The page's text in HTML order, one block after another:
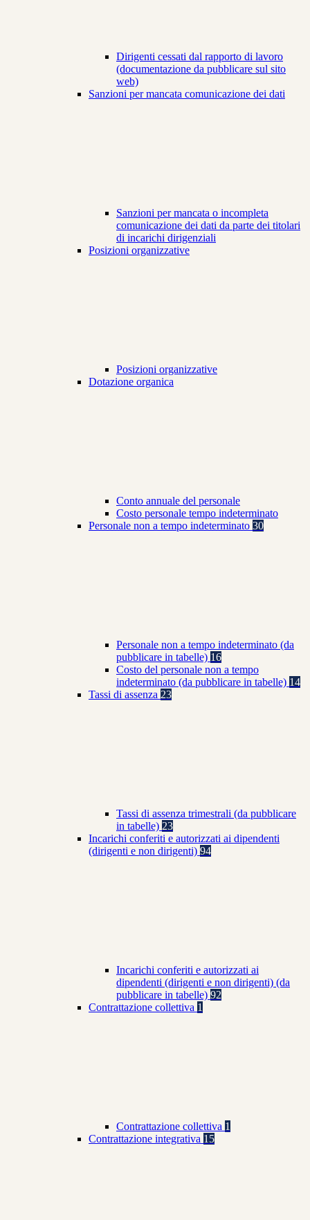
Dirigenti cessati dal rapporto di lavoro
(documentazione da pubblicare sul sito
web)
Sanzioni per mancata comunicazione dei dati
Sanzioni per mancata o incompleta
comunicazione dei dati da parte dei titolari
di incarichi dirigenziali
Posizioni organizzative
Posizioni organizzative
Dotazione organica
Conto annuale del personale
Costo personale tempo indeterminato
Personale non a tempo indeterminato 30
Personale non a tempo indeterminato (da
pubblicare in tabelle) 16
Costo del personale non a tempo
indeterminato (da pubblicare in tabelle) 14
Tassi di assenza 23
Tassi di assenza trimestrali (da pubblicare
in tabelle) 23
Incarichi conferiti e autorizzati ai dipendenti
(dirigenti e non dirigenti) 94
Incarichi conferiti e autorizzati ai
dipendenti (dirigenti e non dirigenti) (da
pubblicare in tabelle) 92
Contrattazione collettiva 1
Contrattazione collettiva 1
Contrattazione integrativa 15